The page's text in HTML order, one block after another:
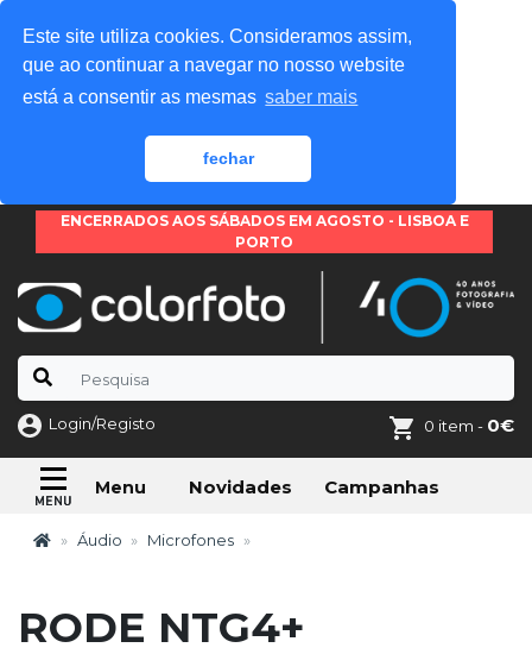
Este site utiliza cookies. Consideramos assim,
que ao continuar a navegar no nosso website
está a consentir as mesmas saber mais
fechar
ENCERRADOS AOS SÁBADOS EM AGOSTO - LISBOA E
PORTO
Login/Registo 0 item - 0€
Menu Novidades Campanhas
Áudio Microfones
RODE NTG4+